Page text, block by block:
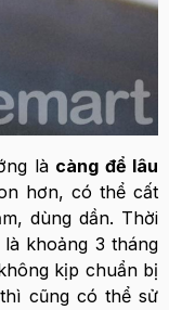
là càng để lâu
hơn, có thể cất
dùng dần. Thời
khoảng 3 tháng
kịp chuẩn bị
cũng có thể sử